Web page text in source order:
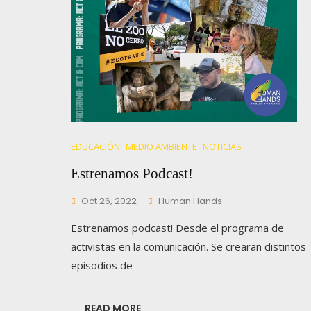
EDUCACIÓN MEDIO AMBIENTE NOTICIAS
Estrenamos Podcast!
Oct 26, 2022 Human Hands
Estrenamos podcast! Desde el programa de
activistas en la comunicación. Se crearan distintos
episodios de
READ MORE